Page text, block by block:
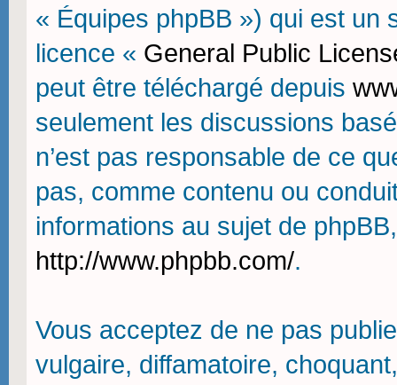
« Équipes phpBB ») qui est un
licence « General Public
peut être téléchargé depuis
seulement les discussions
n’est pas responsable de ce
pas, comme contenu ou
informations au sujet de
http://www.phpbb.com/.
Vous acceptez de ne pas
vulgaire, diffamatoire,